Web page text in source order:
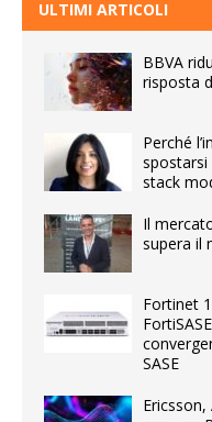
ULTIMI ARTICOLI
BBVA
risposta
Perché
stack
Il
supera il
Fortinet
SASE